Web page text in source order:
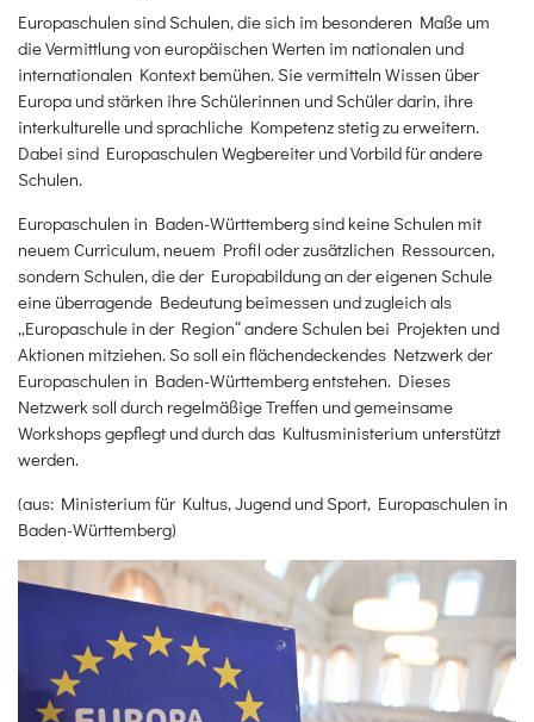
Europaschulen sind Schulen, die sich im besonderen Maße um
die Vermittlung von europäischen Werten im nationalen und
internationalen Kontext bemühen. Sie vermitteln Wissen über
Europa und stärken ihre Schülerinnen und Schüler darin, ihre
interkulturelle und sprachliche Kompetenz stetig zu erweitern.
Dabei sind Europaschulen Wegbereiter und Vorbild für andere
Schulen.
Europaschulen in Baden-Württemberg sind keine Schulen mit
neuem Curriculum, neuem Profil oder zusätzlichen Ressourcen,
sondern Schulen, die der Europabildung an der eigenen Schule
eine überragende Bedeutung beimessen und zugleich als
„Europaschule in der Region“ andere Schulen bei Projekten und
Aktionen mitziehen. So soll ein flächendeckendes Netzwerk der
Europaschulen in Baden-Württemberg entstehen. Dieses
Netzwerk soll durch regelmäßige Treffen und gemeinsame
Workshops gepflegt und durch das Kultusministerium unterstützt
werden.
(aus: Ministerium für Kultus, Jugend und Sport, Europaschulen in
Baden-Württemberg)